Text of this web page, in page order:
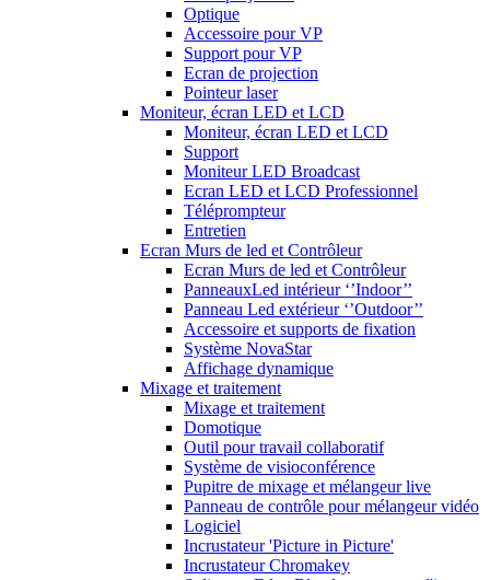
Optique
Accessoire pour VP
Support pour VP
Ecran de projection
Pointeur laser
Moniteur, écran LED et LCD
Moniteur, écran LED et LCD
Support
Moniteur LED Broadcast
Ecran LED et LCD Professionnel
Téléprompteur
Entretien
Ecran Murs de led et Contrôleur
Ecran Murs de led et Contrôleur
PanneauxLed intérieur ‘’Indoor’’
Panneau Led extérieur ‘’Outdoor’’
Accessoire et supports de fixation
Système NovaStar
Affichage dynamique
Mixage et traitement
Mixage et traitement
Domotique
Outil pour travail collaboratif
Système de visioconférence
Pupitre de mixage et mélangeur live
Panneau de contrôle pour mélangeur vidéo
Logiciel
Incrustateur 'Picture in Picture'
Incrustateur Chromakey